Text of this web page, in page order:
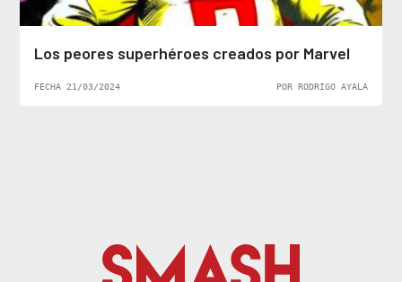
Los peores superhéroes creados por Marvel
FECHA 21/03/2024 POR RODRIGO AYALA